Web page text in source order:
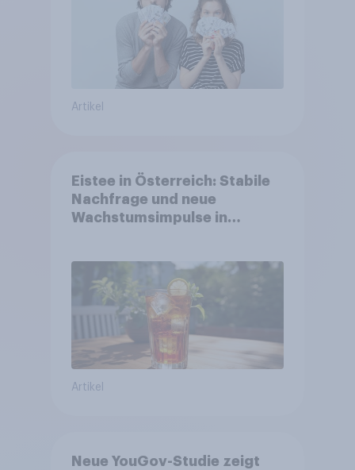
Artikel
Eistee in Österreich: Stabile
Nachfrage und neue
Wachstumsimpulse in
Artikel
Neue YouGov-Studie zeigt